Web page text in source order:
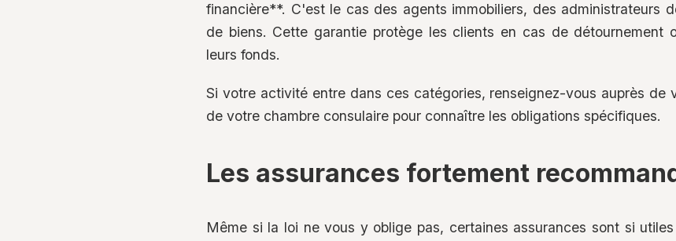
financière**. C'est le cas des agents immobiliers, des administrateurs
de biens. Cette garantie protège les clients en cas de détournement
leurs fonds.
Si votre activité entre dans ces catégories, renseignez-vous auprès de
de votre chambre consulaire pour connaître les obligations spécifiques.
Les assurances fortement
Même si la loi ne vous y oblige pas, certaines assurances sont si